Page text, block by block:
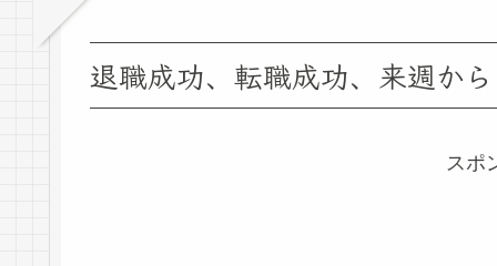
退職成功、転職成功、来週か
スポ